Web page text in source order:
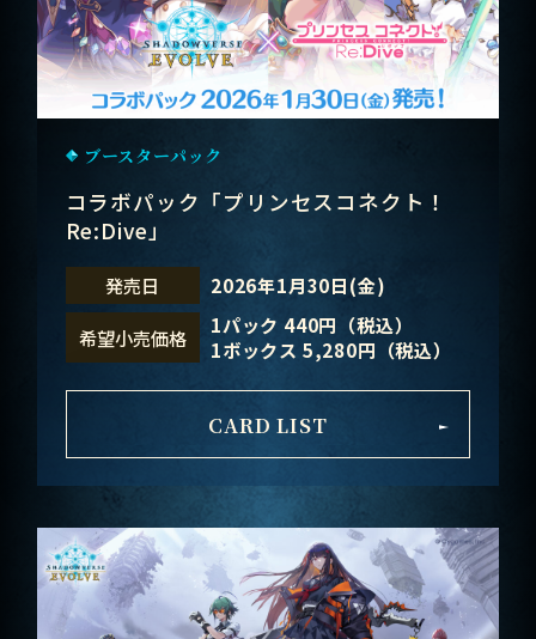
ブースターパック
コラボパック「プリンセスコネクト！
Re:Dive」
発売日 2026年1月30日(金)
希望小売価格
1パック 440円（税込）
1ボックス 5,280円（税込）
CARD LIST